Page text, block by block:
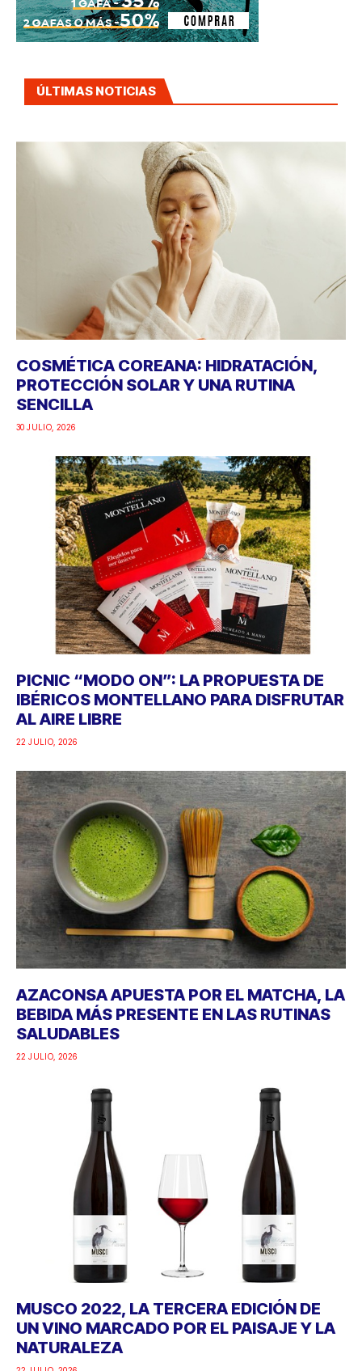
ÚLTIMAS NOTICIAS
COSMÉTICA COREANA: HIDRATACIÓN,
PROTECCIÓN SOLAR Y UNA RUTINA
SENCILLA
30 JULIO, 2026
PICNIC “MODO ON”: LA PROPUESTA DE
IBÉRICOS MONTELLANO PARA DISFRUTAR
AL AIRE LIBRE
22 JULIO, 2026
AZACONSA APUESTA POR EL MATCHA, LA
BEBIDA MÁS PRESENTE EN LAS RUTINAS
SALUDABLES
22 JULIO, 2026
MUSCO 2022, LA TERCERA EDICIÓN DE
UN VINO MARCADO POR EL PAISAJE Y LA
NATURALEZA